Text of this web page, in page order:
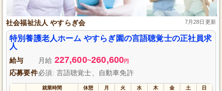
社会福祉法人 やすらぎ会 7月28日更新
特別養護老人ホーム やすらぎ園の言語聴覚士の正社員求
人
給与 月給 227,600~260,600円
応募要件必須: 言語聴覚士、自動車免許
就業時間 休憩 月 火 水 木 金 土 日